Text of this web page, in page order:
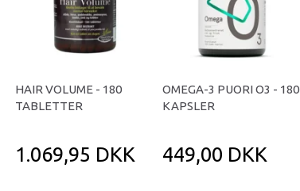
HAIR VOLUME - 180
TABLETTER
1.069,95 DKK
OMEGA-3 PUORI O3 - 180
KAPSLER
449,00 DKK